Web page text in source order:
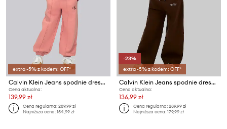
extra -5% z kodem: OFF*
Calvin Klein Jeans spodnie dresowe bawełniane dziecięce
Cena aktualna:
139,99 zł
Cena regularna:289,99 zł
Najniższa cena:154,99 zł
-23%
extra -5% z kodem: OFF*
Calvin Klein Jeans spodnie dresowe bawełniane dziecięce
Cena aktualna:
136,99 zł
Cena regularna:289,99 zł
Najniższa cena:179,99 zł